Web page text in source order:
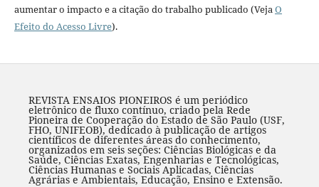
aumentar o impacto e a citação do trabalho publicado (VejaO
Efeito do Acesso Livre).
REVISTA ENSAIOS PIONEIROS é um periódico
eletrônico de fluxo contínuo, criado pela Rede
Pioneira de Cooperação do Estado de São Paulo (USF,
FHO, UNIFEOB), dedicado à publicação de artigos
científicos de diferentes áreas do conhecimento,
organizados em seis seções: Ciências Biológicas e da
Saúde, Ciências Exatas, Engenharias e Tecnológicas,
Ciências Humanas e Sociais Aplicadas, Ciências
Agrárias e Ambientais, Educação, Ensino e Extensão.